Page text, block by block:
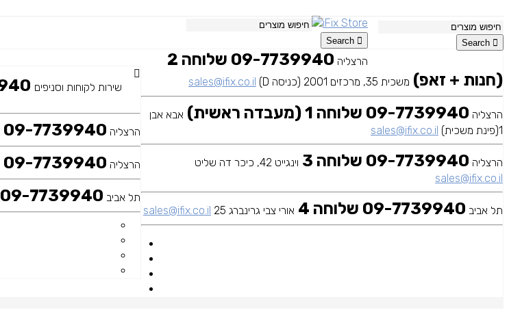
Search
שירות לקוחות וסניפים
הרצליה 09-7739940 שלוחה 1 (מעבדה ראשית)
הרצליה 09-7739940 שלוחה 3
תל אביב 09-7739940 שלוחה 4
Search
הרצליה
09-7739940 שלוחה 2
(חנות + זאפ) משכית 35, מרכזים 2001 (כניסה D) sales@ifix.co.il
הרצליה 09-7739940 שלוחה 1 (מעבדה ראשית)
אבא אבן
1(פינת משכית)
sales@ifix.co.il
הרצליה 09-7739940 שלוחה 3
וינגייט 42, כיכר דה שליט
sales@ifix.co.il
תל אביב 09-7739940 שלוחה 4 אורי צבי גרינברג 25 sales@ifix.co.il